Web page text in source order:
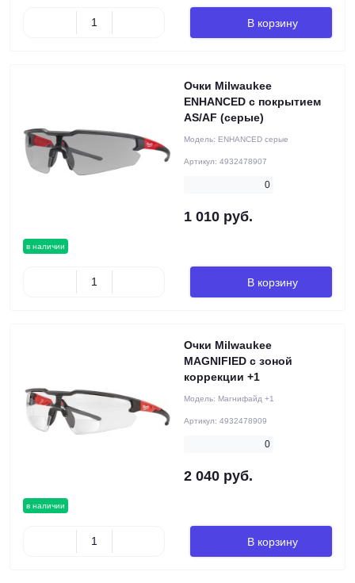
В корзину
в наличии
Очки Milwaukee
ENHANCED с покрытием
AS/AF (серые)
Модель: ENHANCED серые
Артикул: 4932478907
0
1 010 руб.
В корзину
в наличии
Очки Milwaukee
MAGNIFIED с зоной
коррекции +1
Модель: Магнифайд +1
Артикул: 4932478909
0
2 040 руб.
В корзину